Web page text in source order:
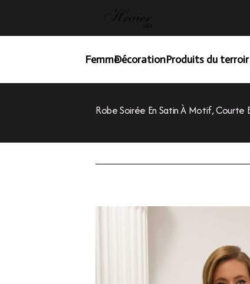
FemmeDécorationProduits du terroir
Robe Soirée En Satin À Motif, Courte